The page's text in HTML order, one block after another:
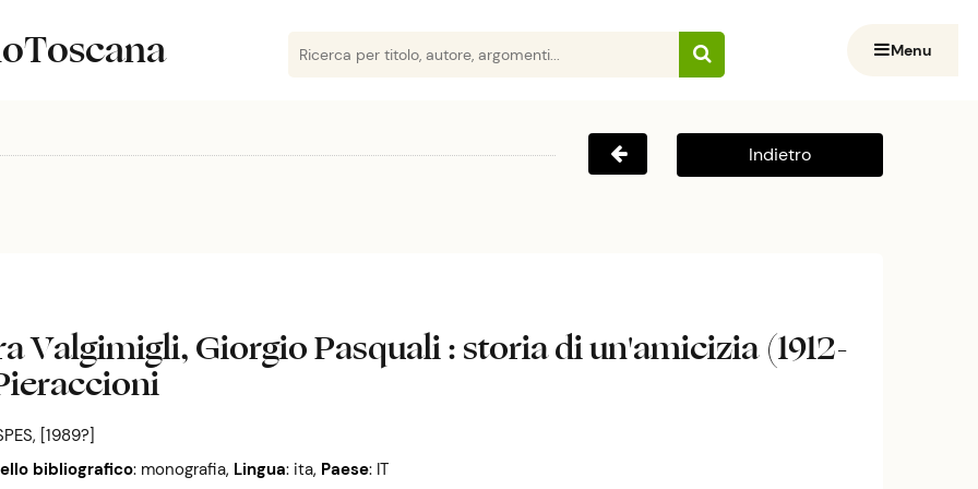
Menu
Indietro
Valgimigli, Giorgio Pasquali : storia di un'amicizia (1912-
[1989?]
bibliografico: monografia, Lingua: ita, Paese: IT